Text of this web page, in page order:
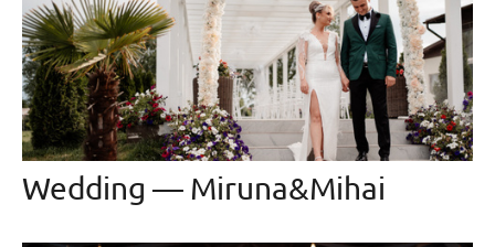
Wedding — Miruna&Mihai